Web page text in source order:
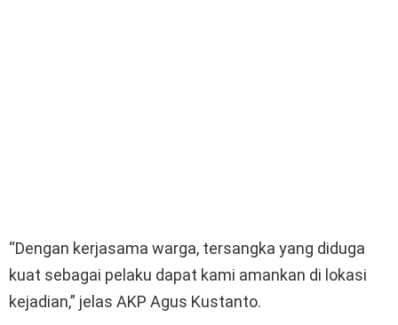
“Dengan kerjasama warga, tersangka yang diduga
kuat sebagai pelaku dapat kami amankan di lokasi
kejadian,” jelas AKP Agus Kustanto.